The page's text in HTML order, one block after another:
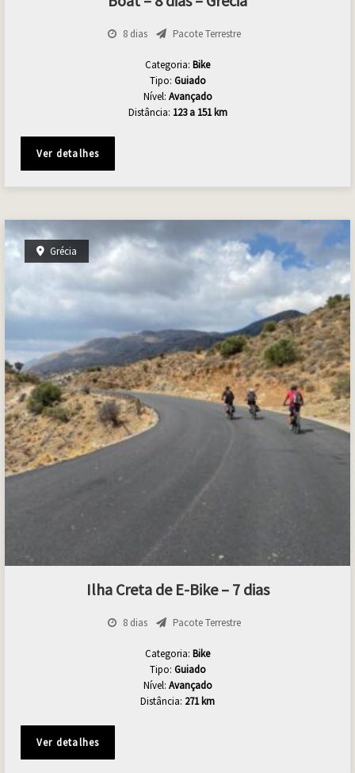
8 dias Pacote Terrestre
Categoria: Bike
Tipo: Guiado
Nível: Avançado
Distância: 123 a 151 km
Ver detalhes
Grécia
Ilha Creta de E-Bike – 7 dias
8 dias Pacote Terrestre
Categoria: Bike
Tipo: Guiado
Nível: Avançado
Distância: 271 km
Ver detalhes